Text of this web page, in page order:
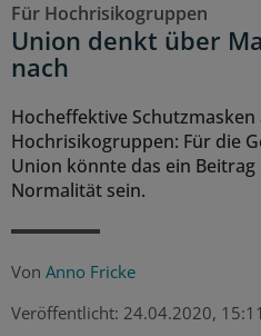
Für Hochrisikogruppen
Union denkt über
nach
Hocheffektive
Hochrisikogruppen: Für die
Union könnte das ein
Normalität sein.
Von Anno Fricke
Veröffentlicht: 24.04.2020,